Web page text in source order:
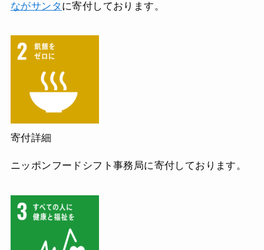
ながサンタ に寄付しております。
寄付詳細
ニッポンフードシフト事務局に寄付しております。